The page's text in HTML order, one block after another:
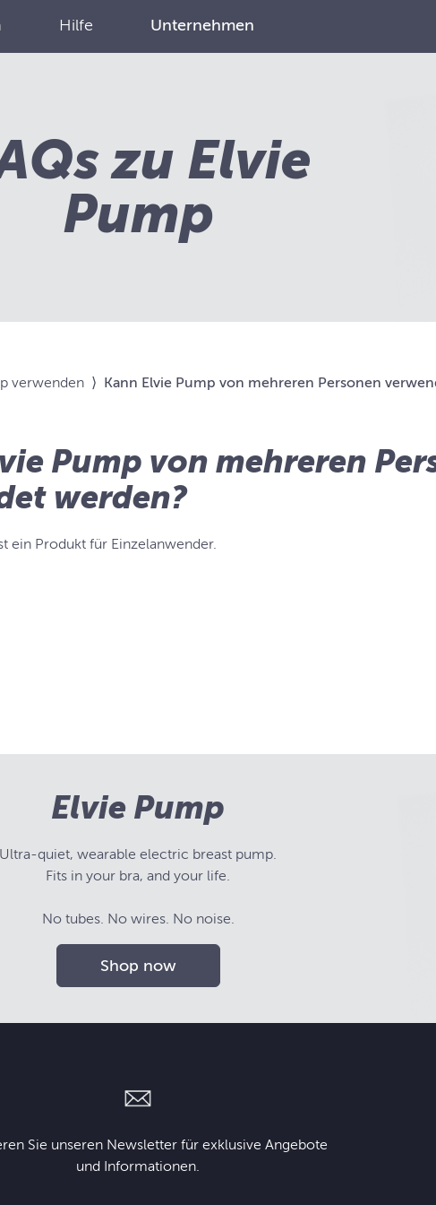
Hilfe Unternehmen
zu Elvie
Pump
verwenden ⟩ Kann Elvie Pump von mehreren Personen
Pump von mehreren
werden?
ein Produkt für Einzelanwender.
Elvie Pump
Ultra-quiet, wearable electric breast pump.
Fits in your bra, and your life.
No tubes. No wires. No noise.
Shop now
Sie unseren Newsletter für exklusive Angebote
und Informationen.